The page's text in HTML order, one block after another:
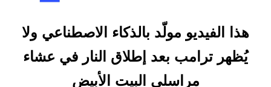
هذا الفيديو مولّد بالذكاء الاصطناعي ولا
يُظهر ترامب بعد إطلاق النار في عشاء
مراسلي البيت الأبيض